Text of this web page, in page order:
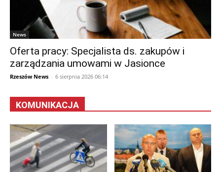
News
Oferta pracy: Specjalista ds. zakupów i
zarządzania umowami w Jasionce
Rzeszów News - 6 sierpnia 2026 06:14
KOMUNIKACJA